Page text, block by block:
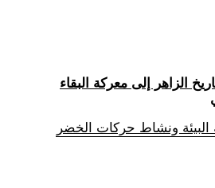
البيئة ونشاط حركات الخضر